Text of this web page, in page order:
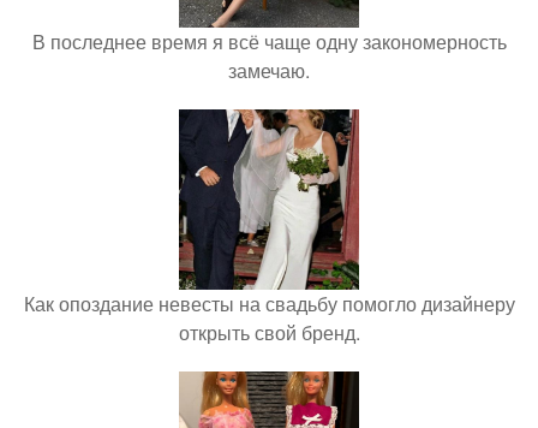
В последнее время я всё чаще одну закономерность
замечаю.
Как опоздание невесты на свадьбу помогло дизайнеру
открыть свой бренд.